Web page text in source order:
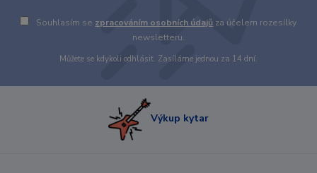
Souhlasím se zpracováním osobních údajů za účelem rozesílky
newsletteru.
Můžete se kdykoli odhlásit. Zasíláme jednou za 14 dní.
Výkup kytar